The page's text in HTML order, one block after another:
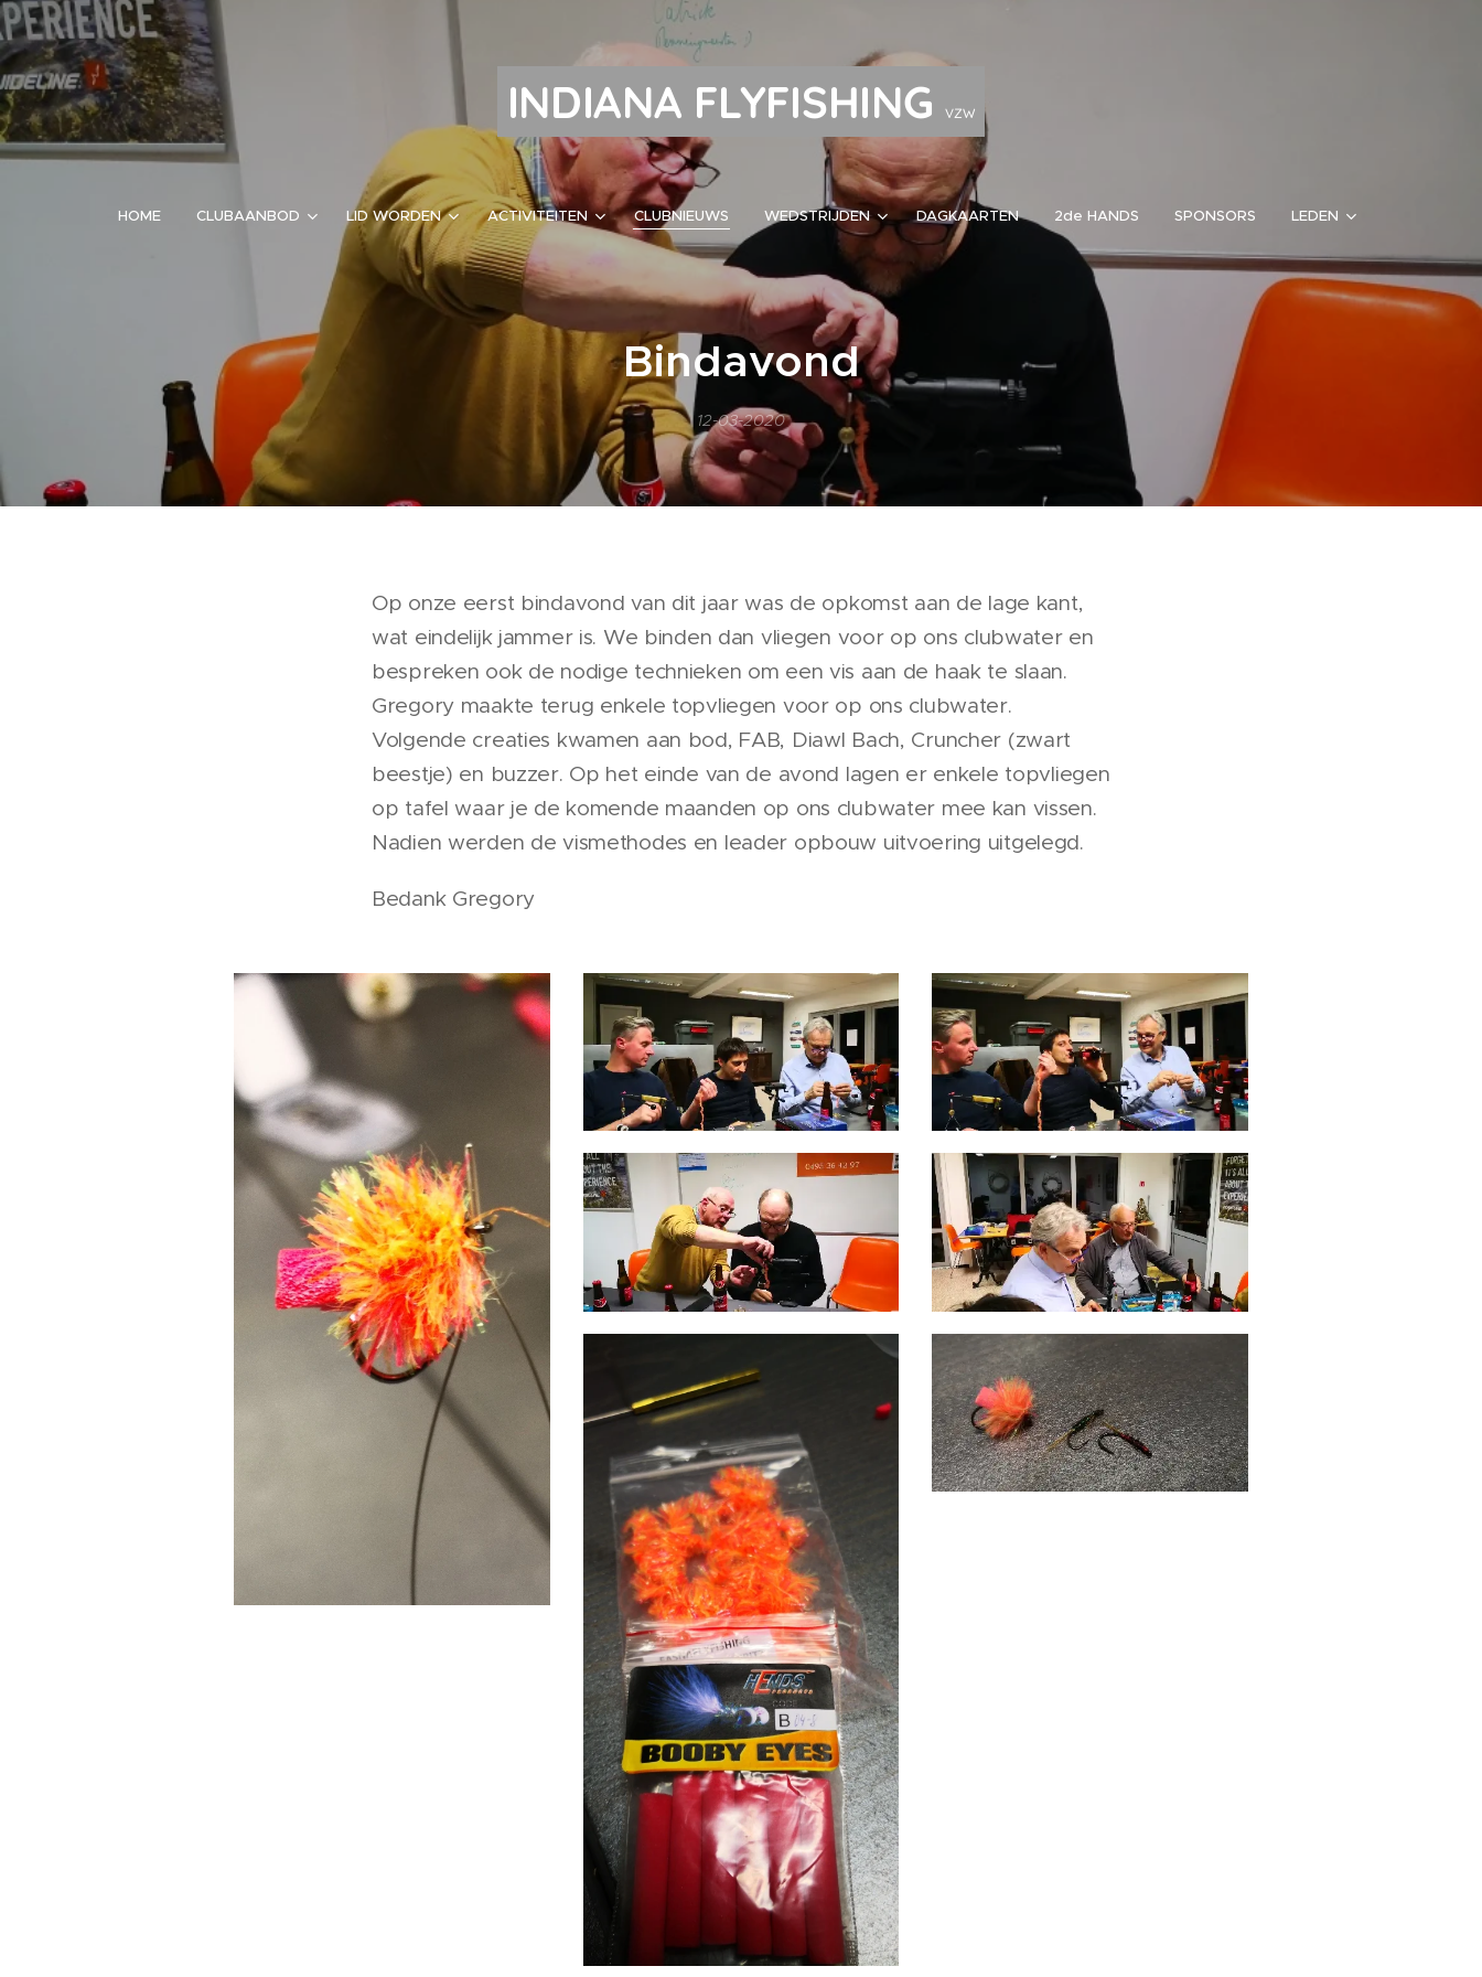
INDIANA FLYFISHINGVZW
HOME CLUBAANBOD LID WORDEN ACTIVITEITEN CLUBNIEUWS WEDSTRIJDEN DAGKAARTEN 2de HANDS SPONSORS LEDEN
Bindavond
12-03-2020
Op onze eerst bindavond van dit jaar was de opkomst aan de lage kant,
wat eindelijk jammer is. We binden dan vliegen voor op ons clubwater en
bespreken ook de nodige technieken om een vis aan de haak te slaan.
Gregory maakte terug enkele topvliegen voor op ons clubwater.
Volgende creaties kwamen aan bod, FAB, Diawl Bach, Cruncher (zwart
beestje) en buzzer. Op het einde van de avond lagen er enkele topvliegen
op tafel waar je de komende maanden op ons clubwater mee kan vissen.
Nadien werden de vismethodes en leader opbouw uitvoering uitgelegd.
Bedank Gregory